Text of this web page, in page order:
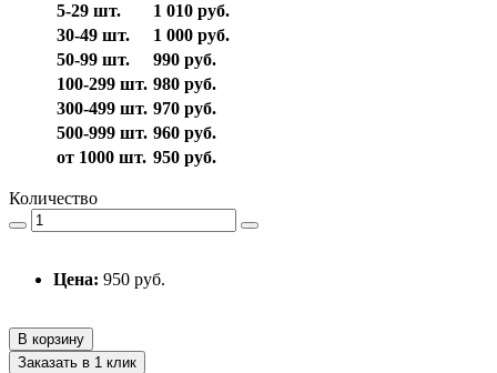
5-29 шт.
1 010 руб.
30-49 шт.
1 000 руб.
50-99 шт.
990 руб.
100-299 шт. 980 руб.
300-499 шт. 970 руб.
500-999 шт. 960 руб.
от 1000 шт. 950 руб.
Количество
Цена: 950 руб.
В корзину
Заказать в 1 клик